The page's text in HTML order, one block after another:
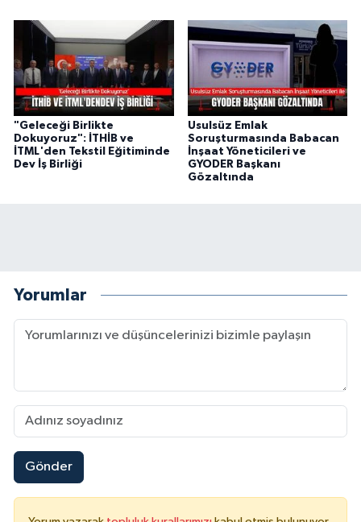
"Geleceği Birlikte
Dokuyoruz": İTHİB ve
İTML'den Tekstil Eğitiminde
Dev İş Birliği
Usulsüz Emlak
Soruşturmasında Babacan
İnşaat Yöneticileri ve
GYODER Başkanı
Gözaltında
Yorumlar
Gönder